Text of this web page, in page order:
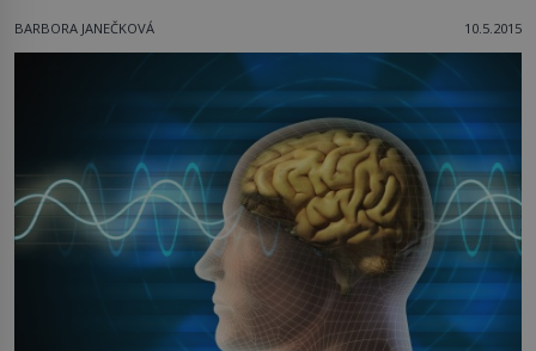
BARBORA JANEČKOVÁ 10.5.2015